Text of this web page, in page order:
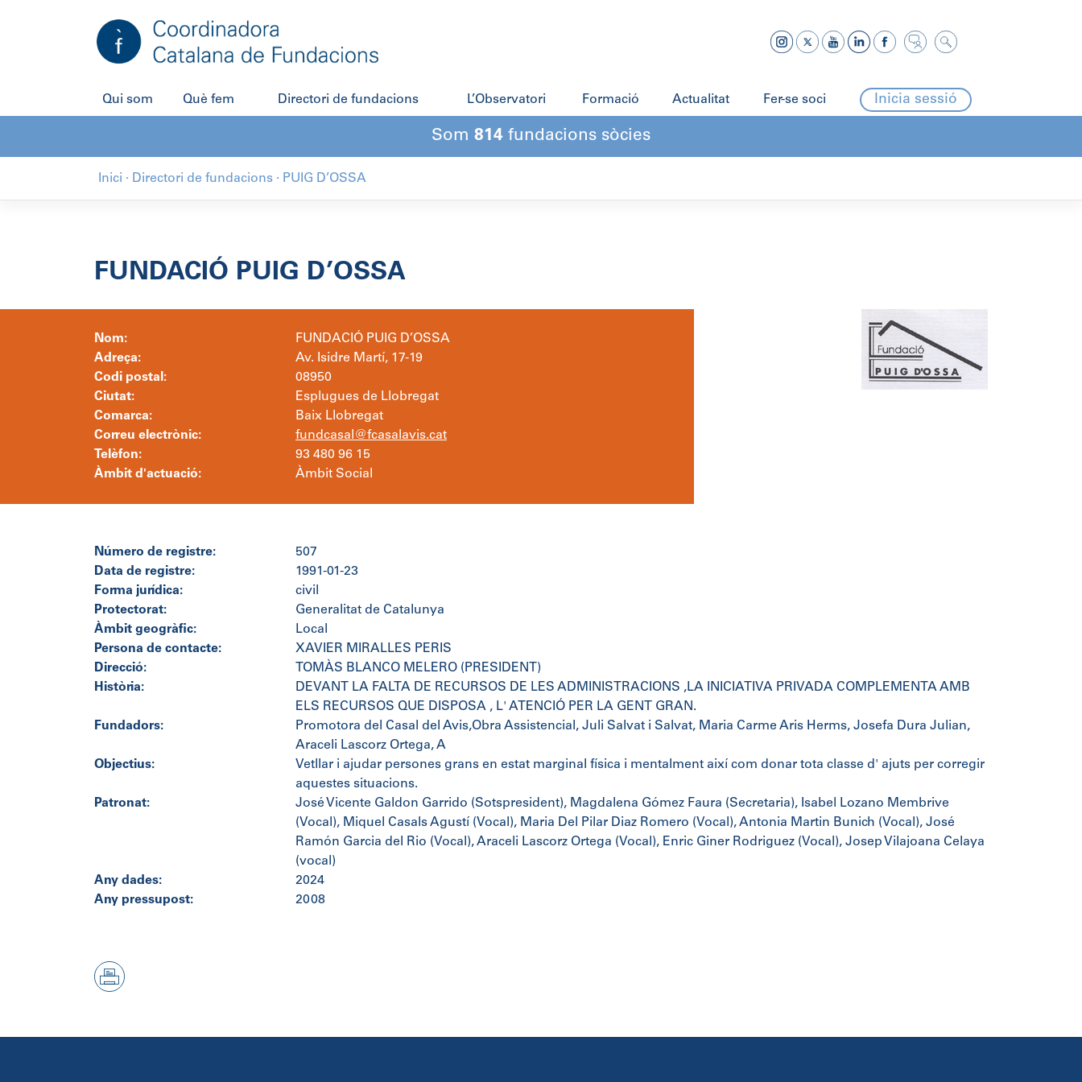
Qui som Què fem Directori de fundacions L’Observatori Formació Actualitat Fer-se soci Inicia sessió
Som 814 fundacions sòcies
Inici · Directori de fundacions · PUIG D’OSSA
FUNDACIÓ PUIG D’OSSA
Nom:
FUNDACIÓ PUIG D’OSSA
Adreça:
Av. Isidre Martí, 17-19
Codi postal:
08950
Ciutat:
Esplugues de Llobregat
Comarca:
Baix Llobregat
Correu electrònic:
fundcasal@fcasalavis.cat
Telèfon:
93 480 96 15
Àmbit d'actuació:
Àmbit Social
Número de registre:
507
Data de registre:
1991-01-23
Forma jurídica:
civil
Protectorat:
Generalitat de Catalunya
Àmbit geogràfic:
Local
Persona de contacte:
XAVIER MIRALLES PERIS
Direcció:
TOMÀS BLANCO MELERO (PRESIDENT)
Història:
DEVANT LA FALTA DE RECURSOS DE LES ADMINISTRACIONS ,LA INICIATIVA PRIVADA COMPLEMENTA AMB
ELS RECURSOS QUE DISPOSA , L' ATENCIÓ PER LA GENT GRAN.
Fundadors:
Promotora del Casal del Avis,Obra Assistencial, Juli Salvat i Salvat, Maria Carme Aris Herms, Josefa Dura Julian,
Araceli Lascorz Ortega, A
Objectius:
Vetllar i ajudar persones grans en estat marginal física i mentalment així com donar tota classe d' ajuts per corregir
aquestes situacions.
Patronat:
José Vicente Galdon Garrido (Sotspresident), Magdalena Gómez Faura (Secretaria), Isabel Lozano Membrive
(Vocal), Miquel Casals Agustí (Vocal), Maria Del Pilar Diaz Romero (Vocal), Antonia Martin Bunich (Vocal), José
Ramón Garcia del Rio (Vocal), Araceli Lascorz Ortega (Vocal), Enric Giner Rodriguez (Vocal), Josep Vilajoana Celaya
(vocal)
Any dades:
2024
Any pressupost:
2008